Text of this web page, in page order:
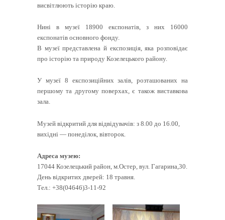
висвітлюють історію краю.
Нині в музеї 18900 експонатів, з них 16000
експонатів основного фонду.
В музеї представлена й експозиція, яка розповідає
про історію та природу Козелецького району.
У музеї 8 експозиційних залів, розташованих на
першому та другому поверхах, є також виставкова
зала.
Музей відкритий для відвідувачів: з 8.00 до 16.00,
вихідні — понеділок, вівторок.
Адреса музею:
17044 Козелецький район, м.Остер, вул. Гагарина,30.
День відкритих дверей: 18 травня.
Тел.: +38(04646)3-11-92